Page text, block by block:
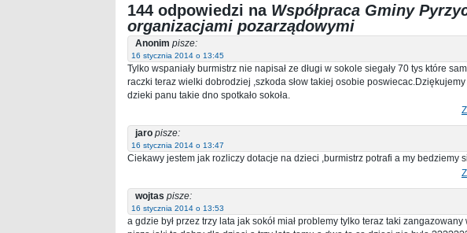
144 odpowiedzi na Współpraca Gminy
organizacjami pozarządowymi
Anonim pisze:
16 stycznia 2014 o 13:45
Tylko wspaniały burmistrz nie napisał ze długi w sokole siegały 70 tys które
raczki teraz wielki dobrodziej ,szkoda słow takiej osobie
dzieki panu takie dno spotkało sokoła.
jaro pisze:
16 stycznia 2014 o 13:47
Ciekawy jestem jak rozliczy dotacje na dzieci ,burmistrz potrafi a my bedziemy
wojtas pisze:
16 stycznia 2014 o 13:53
a gdzie był przez trzy lata jak sokół miał problemy tylko teraz taki zangazowany